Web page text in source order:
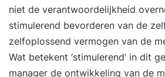
Dat betekent dat de OR zich
moeten uitspreken over
personeelsregelingen. Zo heeft
instemmingsrecht bij regelingen
winstdeling, werktijden en
niet de verantwoordelijkheid
stimulerend bevorderen van de
zelfoplossend vermogen van de
Wat betekent ‘stimulerend’ in dit
manager de ontwikkeling van de